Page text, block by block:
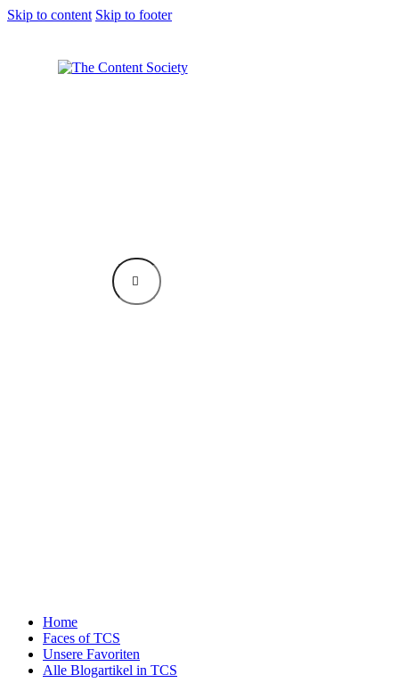
Skip to content Skip to footer
Home
Faces of TCS
Unsere Favoriten
Alle Blogartikel in TCS